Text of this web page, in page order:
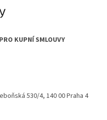
KUPNÍ SMLOUVY
530/4, 140 00 Praha 4